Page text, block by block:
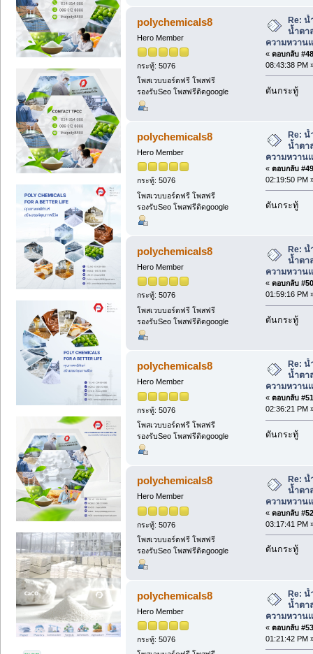
polychemicals8
Hero Member
กระทู้: 5076
โพสเวบบอร์ดฟรี โพสฟรี
รองรับSeo โพสฟรีติดgoogle
Re: น้
น้ำตา
ความหวาน
« ตอบกลับ
08:43:38 PM
ดันกระทู้
polychemicals8
Hero Member
กระทู้: 5076
โพสเวบบอร์ดฟรี โพสฟรี
รองรับSeo โพสฟรีติดgoogle
Re: น้
น้ำตา
ความหวาน
« ตอบกลับ
02:19:50 PM
ดันกระทู้
polychemicals8
Hero Member
กระทู้: 5076
โพสเวบบอร์ดฟรี โพสฟรี
รองรับSeo โพสฟรีติดgoogle
Re: น้
น้ำตา
ความหวาน
« ตอบกลับ
01:59:16 PM
ดันกระทู้
polychemicals8
Hero Member
กระทู้: 5076
โพสเวบบอร์ดฟรี โพสฟรี
รองรับSeo โพสฟรีติดgoogle
Re: น้
น้ำตา
ความหวาน
« ตอบกลับ
02:36:21 PM
ดันกระทู้
polychemicals8
Hero Member
กระทู้: 5076
โพสเวบบอร์ดฟรี โพสฟรี
รองรับSeo โพสฟรีติดgoogle
Re: น้
น้ำตา
ความหวาน
« ตอบกลับ
03:17:41 PM
ดันกระทู้
polychemicals8
Hero Member
กระทู้: 5076
Re: น้
น้ำตา
ความหวาน
« ตอบกลับ
01:21:42 PM